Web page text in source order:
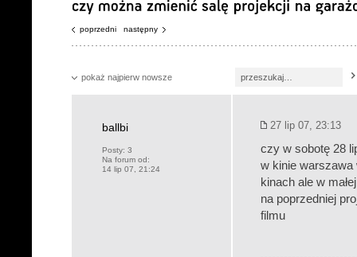
poprzedni następny
pokaż najpierw nowsze
ballbi
Posty: 3
Na forum od:
14 lip 07, 21:24
27 lip 07, 23:13
czy w sobotę 28
w kinie warszawa
kinach ale w
na poprzedniej
filmu